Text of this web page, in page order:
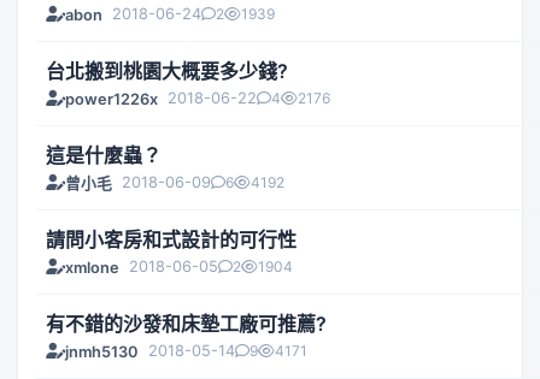
abon 2018-06-24 2 1939
台北搬到桃園大概要多少錢?
power1226x 2018-06-22 4 2176
這是什麼蟲？
曾小毛 2018-06-09 6 4192
請問小客房和式設計的可行性
xmlone 2018-06-05 2 1904
有不錯的沙發和床墊工廠可推薦?
jnmh5130 2018-05-14 9 4171